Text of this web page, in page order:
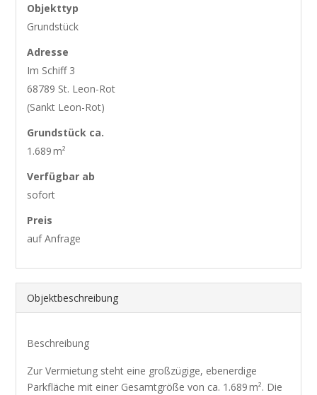
Objekttyp
Grundstück
Adresse
Im Schiff 3
68789 St. Leon-Rot
(Sankt Leon-Rot)
Grund­stück ca.
1.689 m²
Verfügbar ab
sofort
Preis
auf Anfrage
Objekt­beschreibung
Beschreibung
Zur Vermietung steht eine großzügige, ebenerdige
Parkfläche mit einer Gesamtgröße von ca. 1.689 m². Die